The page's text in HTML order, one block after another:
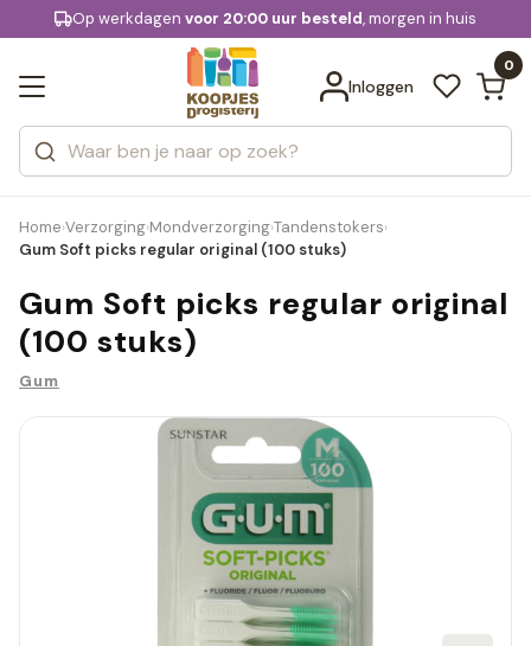
Gratis bezorging
KD.
extra
Op werkdagenvoor 20:00 uur besteld, morgen in huis
Inloggen
0
Zoeken
Categorieën
Merken
Bekijk alle resultaten
Home›Verzorging›Mondverzorging›Tandenstokers›
Gum Soft picks regular original (100 stuks)
Gum Soft picks regular original
(100 stuks)
Gum